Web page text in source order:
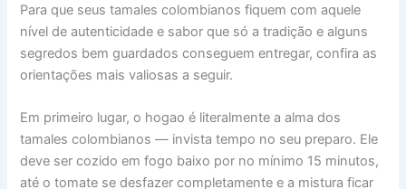
Para que seus tamales colombianos fiquem com aquele
nível de autenticidade e sabor que só a tradição e alguns
segredos bem guardados conseguem entregar, confira as
orientações mais valiosas a seguir.
Em primeiro lugar, o hogao é literalmente a alma dos
tamales colombianos — invista tempo no seu preparo. Ele
deve ser cozido em fogo baixo por no mínimo 15 minutos,
até o tomate se desfazer completamente e a mistura ficar